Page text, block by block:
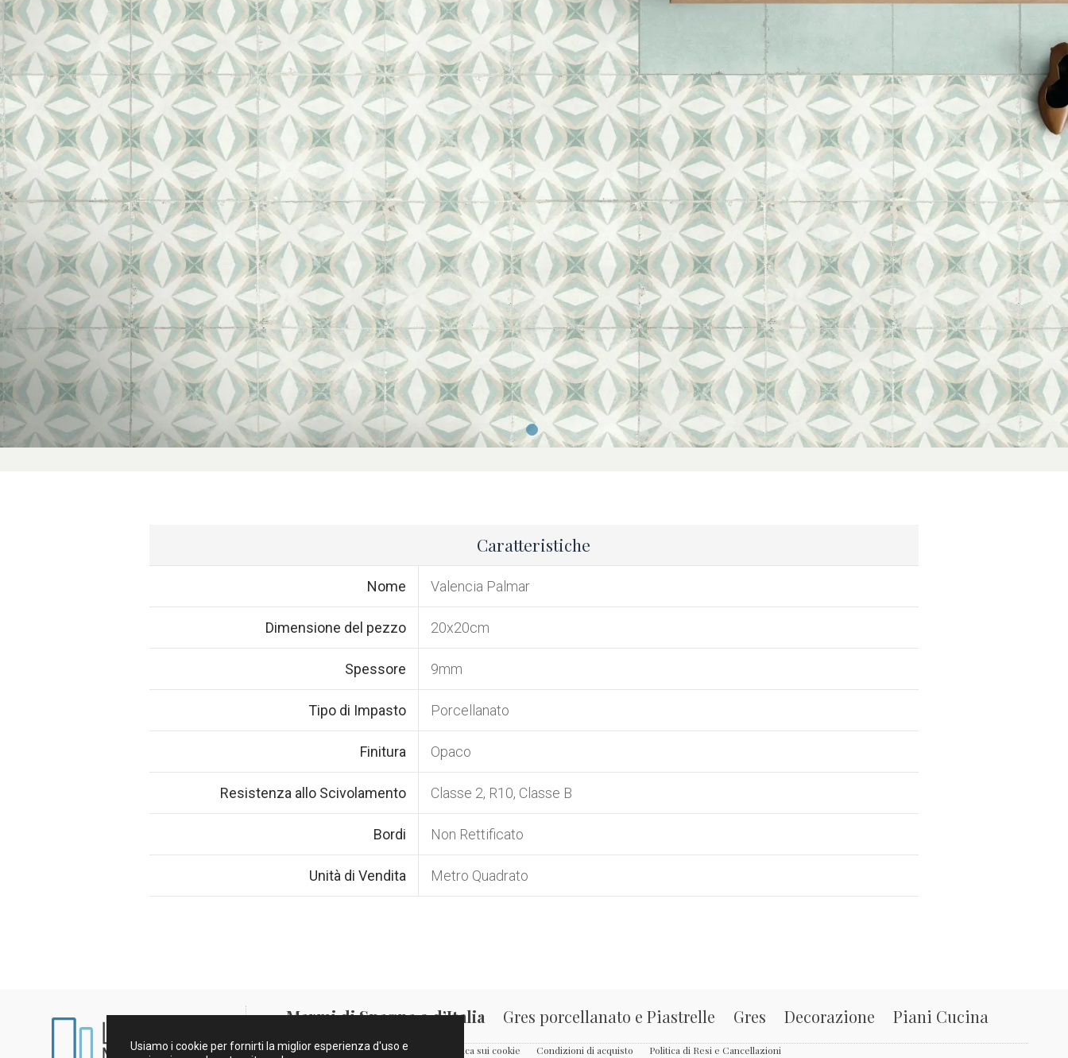
Caratteristiche
Nome Valencia Palmar
Dimensione del pezzo 20x20cm
Spessore 9mm
Tipo di Impasto Porcellanato
Finitura Opaco
Resistenza allo Scivolamento Classe 2, R10, Classe B
Bordi Non Rettificato
Unità di Vendita Metro Quadrato
Marmi di Spagna e d’Italia Gres porcellanato e Piastrelle Gres Decorazione Piani Cucina
Aviso Legale e Condizioni d’Uso Politica sui cookie Condizioni di acquisto Politica di Resi e Cancellazioni
Usiamo i cookie per fornirti la miglior esperienza d'uso e